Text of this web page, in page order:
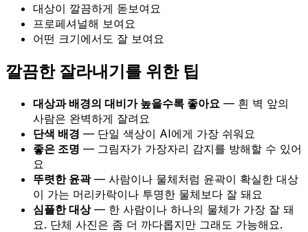
대상이 깔끔하게 돋보여요
프로페셔널해 보여요
어떤 크기에서도 잘 보여요
깔끔한 잘라내기를 위한 팁
대상과 배경의 대비가 높을수록 좋아요 — 흰 벽 앞의
사람은 완벽하게 잘려요
단색 배경 — 단일 색상이 AI에게 가장 쉬워요
좋은 조명 — 그림자가 가장자리 감지를 방해할 수 있어
요
뚜렷한 윤곽— 사람이나 물체처럼 윤곽이 확실한 대상
이 가는 머리카락이나 투명한 물체보다 잘 돼요
심플한 대상— 한 사람이나 하나의 물체가 가장 잘 돼
요. 단체 사진은 좀 더 까다롭지만 그래도 가능해요.